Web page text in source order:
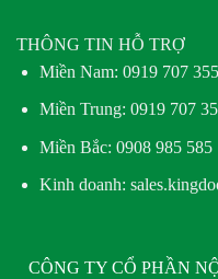
THÔNG TIN HỖ TRỢ
Miền Nam: 0919 707 355
Miền Trung: 0919 707
Miền Bắc: 0908 985 585
Kinh doanh:
CÔNG TY CỔ PHẦN